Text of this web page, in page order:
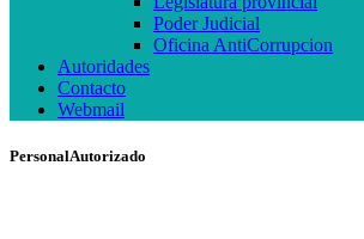
Poder Judicial
Oficina AntiCorrupcion
Autoridades
Contacto
Webmail
PersonalAutorizado